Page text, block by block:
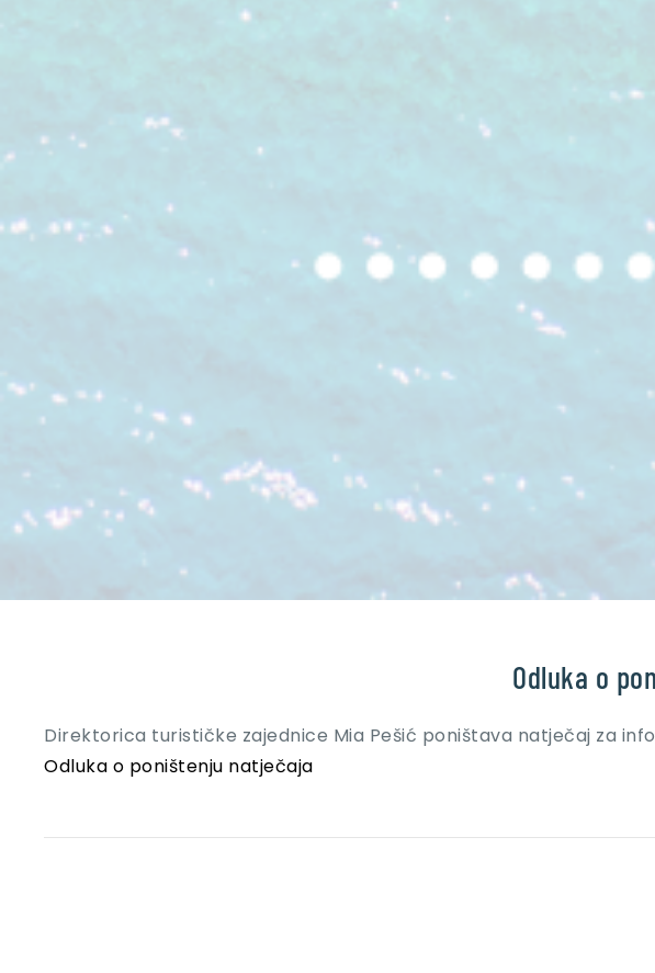
Odluka o
Direktorica turističke zajednice Mia Pešić poništava natječaj za
Odluka o poništenju natječaja